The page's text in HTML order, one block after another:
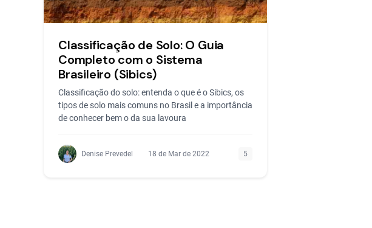
Classificação de Solo: O Guia
Completo com o Sistema
Brasileiro (Sibics)
Classificação do solo: entenda o que é o Sibics, os
tipos de solo mais comuns no Brasil e a importância
de conhecer bem o da sua lavoura
Denise Prevedel 18 de Mar de 2022 5